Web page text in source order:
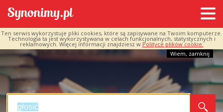
Ten serwis wykorzystuje pliki cookies, które są zapisywane na Twoim komputerze.
Technologia ta jest wykorzystywana w celach funkcjonalnych, statystycznych i
reklamowych. Więcej informacji znajdziesz w Polityce plików cookie.
Wiem, zamknij